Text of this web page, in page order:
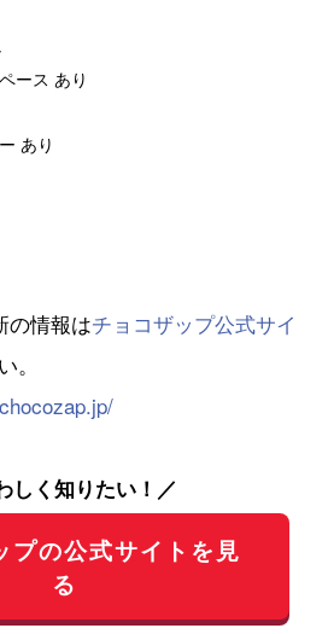
ース あり
あり
の情報はチョコザップ公式サイ
。
しく知りたい！／
プの公式サイトを見
る